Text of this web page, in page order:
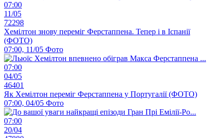
07:00
11/05
72298
Хемілтон знову переміг Ферстаппена. Тепер і в Іспанії
(ФОТО)
07:00, 11/05 Фото
07:00
04/05
46401
Як Хемілтон переміг Ферстаппена у Португалії (ФОТО)
07:00, 04/05 Фото
07:00
20/04